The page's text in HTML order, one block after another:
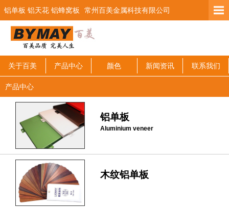
铝单板 铝天花 铝蜂窝板 常州百美金属科技有限公司
关于百美 产品中心 颜色 新闻资讯 联系我们
产品中心
铝单板
Aluminium veneer
木纹铝单板